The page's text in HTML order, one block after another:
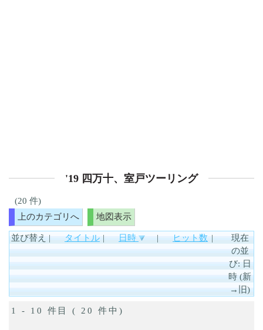
'19 四万十、室戸ツーリング
(20 件)
上のカテゴリへ
地図表示
並び替え | タイトル | 日時 | ヒット数 |
現在
の並
び: 日
時 (新
→旧)
1 - 10 件目 ( 20 件中)